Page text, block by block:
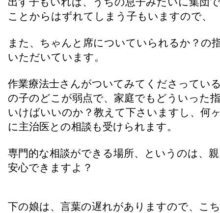
ことからはずれてしまう子もいますので、
また、ちゃんと席についていられるか？の
いただいています。
作業療法士さんがついてみてくださってい
の子のどこが弱点で、家庭でもどういった
いけばいいのか？教えて下さいますし、何
に主治医との相談も受けられます。
専門的な相談ができる場所、というのは、
安心できますよ？
下の娘は、言葉の遅れがありますので、こ